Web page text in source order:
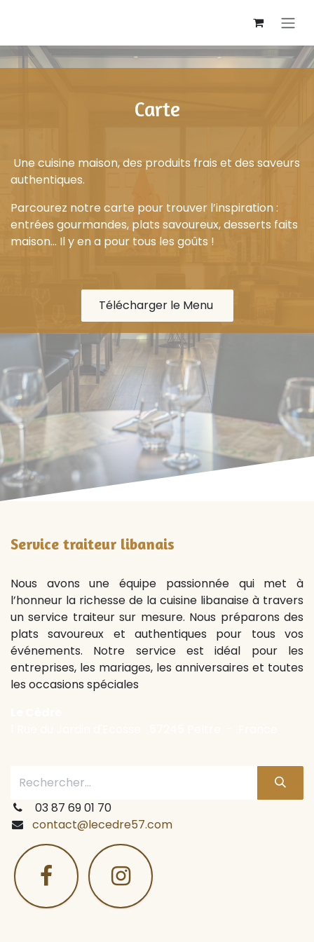
Carte
Une cuisine maison, des produits frais et des saveurs
authentiques.
Parcourez notre carte pour trouver l’inspiration :
entrées gourmandes, plats savoureux, desserts faits
maison… Il y en a pour tous les goûts !
Télécharger le Menu
Service traiteur libanais
Nous avons une équipe passionnée qui met à
l’honneur la richesse de la cuisine libanaise à travers
un service traiteur sur mesure. Nous préparons des
plats savoureux et authentiques pour tous vos
événements. Notre service est idéal pour les
entreprises, les mariages, les anniversaires et toutes
les occasions spéciales
03 87 69 01 70
contact@lecedre57.com